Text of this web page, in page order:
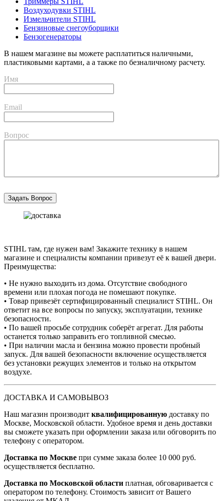
Воздуходувки STIHL
Измельчители STIHL
Бензиновые снегоуборщики
Бензогенераторы
В нашем магазине вы можете расплатиться наличными,
пластиковыми картами, а а также по безналичному расчету.
Имя
Email
Вопрос
STIHL там, где нужен вам! Закажите технику в нашем
магазине и специалисты компании привезут её к вашей двери.
Преимущества:
• Не нужно выходить из дома. Отсутствие свободного
времени или плохая погода не помешают покупке.
• Товар привезёт сертифицированный специалист STIHL. Он
ответит на все вопросы по запуску, эксплуатации, технике
безопасности.
• По вашей просьбе сотрудник соберёт агрегат. Для работы
останется только заправить его топливной смесью.
• При наличии масла и бензина можно провести пробный
запуск. Для вашей безопасности включение осуществляется
без установки режущих элементов и только на открытом
воздухе.
ДОСТАВКА И САМОВЫВОЗ
Наш магазин производит квалифицированную доставку по
Москве, Московской области. Удобное время и день доставки
вы сможете указать при оформлении заказа или обговорить по
телефону с оператором.
Доставка по Москве при сумме заказа более 10 000 руб.
осуществляется бесплатно.
Доставка по Московской области платная, обговаривается с
оператором по телефону. Стоимость зависит от Вашего